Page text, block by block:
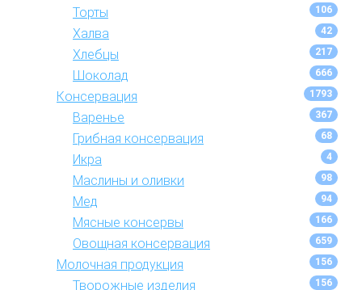
Торты 106
Халва 42
Хлебцы 217
Шоколад 666
Консервация 1793
Варенье 367
Грибная консервация 68
Икра 4
Маслины и оливки 98
Мед 94
Мясные консервы 166
Овощная консервация 659
Молочная продукция 156
Творожные изделия 156